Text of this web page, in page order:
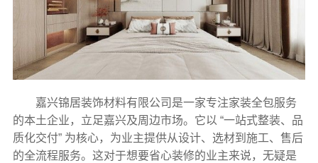
嘉兴锦居装饰材料有限公司是一家专注家装全包服务
的本土企业，立足嘉兴及周边市场。它以 “一站式整装、品
质化交付” 为核心，为业主提供从设计、选材到施工、售后
的全流程服务。这对于想要省心装修的业主来说，无疑是